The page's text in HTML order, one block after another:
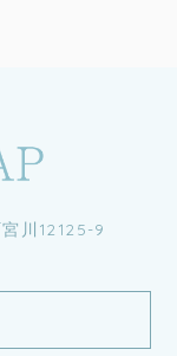
川12125-9